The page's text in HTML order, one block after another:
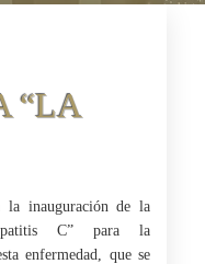
“LA
la inauguración de la
C” para la
enfermedad, que se